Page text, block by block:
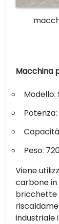
Macchina
Modello:
Potenza:
Peso:
Viene
carbone
bricchette
industriale